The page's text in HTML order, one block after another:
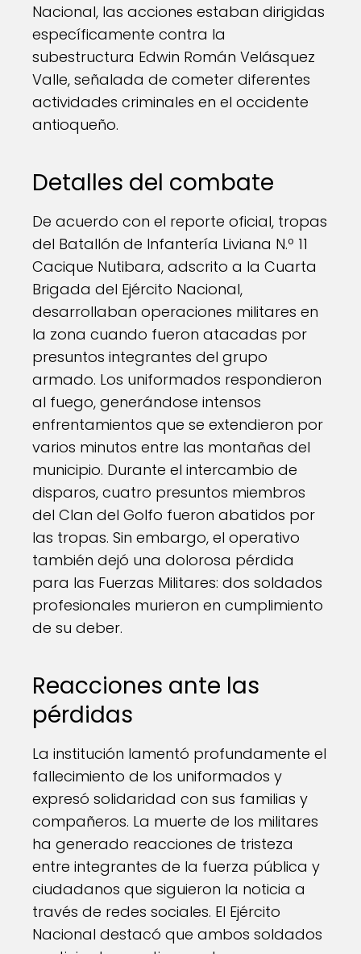
Nacional, las acciones estaban dirigidas
específicamente contra la
subestructura Edwin Román Velásquez
Valle, señalada de cometer diferentes
actividades criminales en el occidente
antioqueño.
Detalles del combate
De acuerdo con el reporte oficial, tropas
del Batallón de Infantería Liviana N.º 11
Cacique Nutibara, adscrito a la Cuarta
Brigada del Ejército Nacional,
desarrollaban operaciones militares en
la zona cuando fueron atacadas por
presuntos integrantes del grupo
armado. Los uniformados respondieron
al fuego, generándose intensos
enfrentamientos que se extendieron por
varios minutos entre las montañas del
municipio. Durante el intercambio de
disparos, cuatro presuntos miembros
del Clan del Golfo fueron abatidos por
las tropas. Sin embargo, el operativo
también dejó una dolorosa pérdida
para las Fuerzas Militares: dos soldados
profesionales murieron en cumplimiento
de su deber.
Reacciones ante las
pérdidas
La institución lamentó profundamente el
fallecimiento de los uniformados y
expresó solidaridad con sus familias y
compañeros. La muerte de los militares
ha generado reacciones de tristeza
entre integrantes de la fuerza pública y
ciudadanos que siguieron la noticia a
través de redes sociales. El Ejército
Nacional destacó que ambos soldados